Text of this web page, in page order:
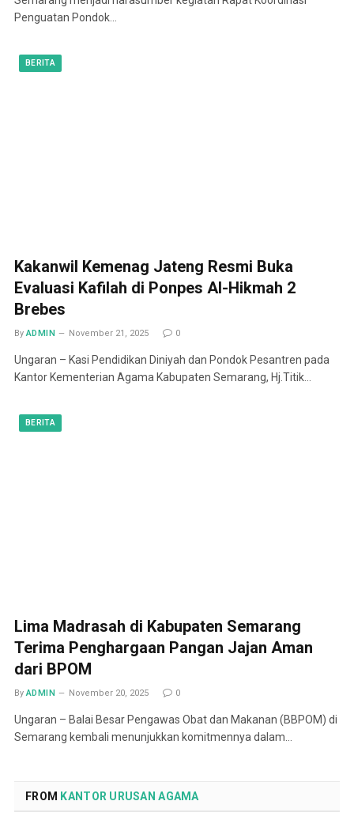
Penguatan Pondok…
BERITA
Kakanwil Kemenag Jateng Resmi Buka
Evaluasi Kafilah di Ponpes Al-Hikmah 2
Brebes
By ADMIN November 21, 2025 0
Ungaran – Kasi Pendidikan Diniyah dan Pondok Pesantren pada
Kantor Kementerian Agama Kabupaten Semarang, Hj.Titik…
BERITA
Lima Madrasah di Kabupaten Semarang
Terima Penghargaan Pangan Jajan Aman
dari BPOM
By ADMIN November 20, 2025 0
Ungaran – Balai Besar Pengawas Obat dan Makanan (BBPOM) di
Semarang kembali menunjukkan komitmennya dalam…
FROM KANTOR URUSAN AGAMA